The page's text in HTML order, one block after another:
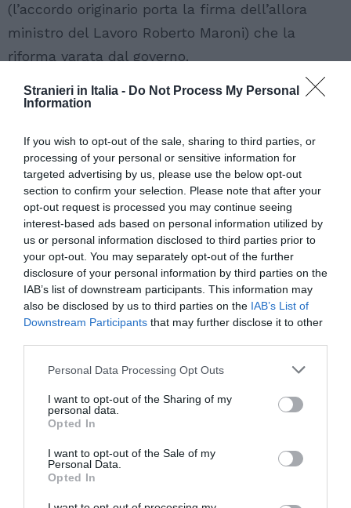
Stranieri in Italia - Do Not Process My Personal
Information
If you wish to opt-out of the sale, sharing to third parties, or
processing of your personal or sensitive information for
targeted advertising by us, please use the below opt-out
section to confirm your selection. Please note that after your
opt-out request is processed you may continue seeing
interest-based ads based on personal information utilized by
us or personal information disclosed to third parties prior to
your opt-out. You may separately opt-out of the further
disclosure of your personal information by third parties on the
IAB’s list of downstream participants. This information may
also be disclosed by us to third parties on the IAB’s List of
Downstream Participants that may further disclose it to other
Personal Data Processing Opt Outs
I want to opt-out of the Sharing of my
personal data.
Opted In
I want to opt-out of the Sale of my
Personal Data.
Opted In
(l’accordo originario porta la firma dell’allora
ministro del Lavoro Roberto Maroni) che la
riforma varata dal governo.
"È evidente che per portare a regolarità il
fenomeno dell’immigrazione sono necessari